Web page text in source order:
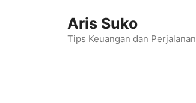
Aris Suko
Tips Keuangan dan Perjalanan